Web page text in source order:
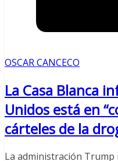
OSCAR CANCECO
La Casa Blanca
Unidos está en
cárteles de la
La administración